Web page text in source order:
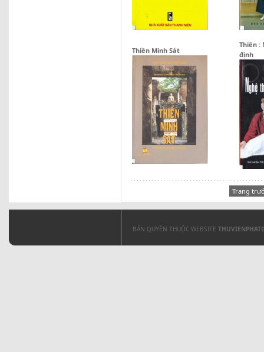
Thiền Minh Sát
Thiền :
định
Trang
BẢN QUYỀN THUỘC WEBSITE